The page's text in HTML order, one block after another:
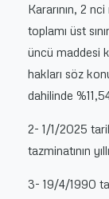
Kararının, 2
toplamı üst
üncü maddesi
hakları söz
dahilinde
2- 1/1/2025
tazminatının
3- 19/4/1990